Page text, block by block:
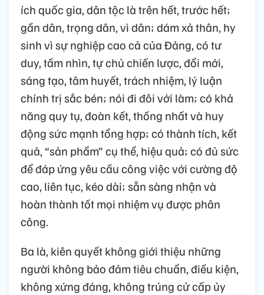
ích quốc gia, dân tộc là trên hết, trước hết;
gần dân, trọng dân, vì dân; dám xả thân, hy
sinh vì sự nghiệp cao cả của Đảng, có tư
duy, tầm nhìn, tự chủ chiến lược, đổi mới,
sáng tạo, tâm huyết, trách nhiệm, lý luận
chính trị sắc bén; nói đi đôi với làm; có khả
năng quy tụ, đoàn kết, thống nhất và huy
động sức mạnh tổng hợp; có thành tích, kết
quả, “sản phẩm” cụ thể, hiệu quả; có đủ sức
để đáp ứng yêu cầu công việc với cường độ
cao, liên tục, kéo dài; sẵn sàng nhận và
hoàn thành tốt mọi nhiệm vụ được phân
công.
Ba là, kiên quyết không giới thiệu những
người không bảo đảm tiêu chuẩn, điều kiện,
không xứng đáng, không trúng cử cấp ủy